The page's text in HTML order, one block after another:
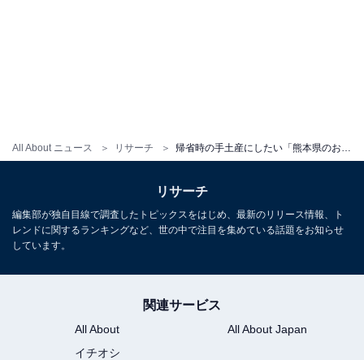
All About ニュース リサーチ 帰省時の手土産にしたい「熊本県のお土産」ランキング！ 2位「からし蓮根」を抑えた1位は？【2025年調査】
リサーチ
編集部が独自目線で調査したトピックスをはじめ、最新のリリース情報、ト
レンドに関するランキングなど、世の中で注目を集めている話題をお知らせ
しています。
関連サービス
All About
All About Japan
イチオシ